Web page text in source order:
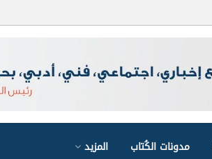
مدونات الكُتاب المزيد